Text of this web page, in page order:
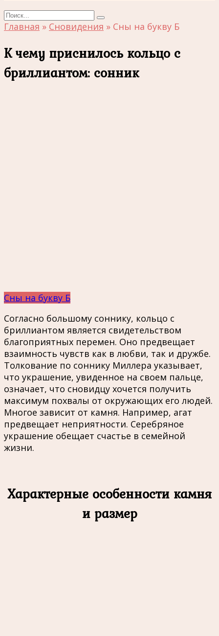
Search
for:
Главная » Сновидения » Сны на букву Б
К чему приснилось кольцо с
бриллиантом: сонник
Сны на букву Б
Согласно большому соннику, кольцо с
бриллиантом является свидетельством
благоприятных перемен. Оно предвещает
взаимность чувств как в любви, так и дружбе.
Толкование по соннику Миллера указывает,
что украшение, увиденное на своем пальце,
означает, что сновидцу хочется получить
максимум похвалы от окружающих его людей.
Многое зависит от камня. Например, агат
предвещает неприятности. Серебряное
украшение обещает счастье в семейной
жизни.
Характерные особенности камня
и размер